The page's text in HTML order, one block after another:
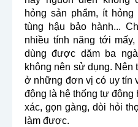
hỏng sản phẩm, ít
tùng hậu bảo hành...
nhiều tính năng tới
dùng được dăm ba
không nên sử dụng. Nên
ở những đơn vị có uy tín
động là hệ thống tự động
xác, gọn gàng, dòi hỏi
làm được.